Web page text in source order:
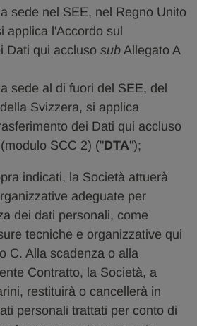
sede nel SEE, nel Regno Unito
applica l'Accordo sul
Dati qui accluso subAllegato A
sede al di fuori del SEE, del
Svizzera, si applica
dei Dati qui accluso
SCC 2) ("DTA");
indicati, la Società attuerà
adeguate per
dei dati personali, come
tecniche e organizzative qui
C. Alla scadenza o alla
Contratto, la Società, a
restituirà o cancellerà in
personali trattati per conto di